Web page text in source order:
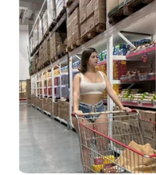
Camera (Watch)
BUZZDAY